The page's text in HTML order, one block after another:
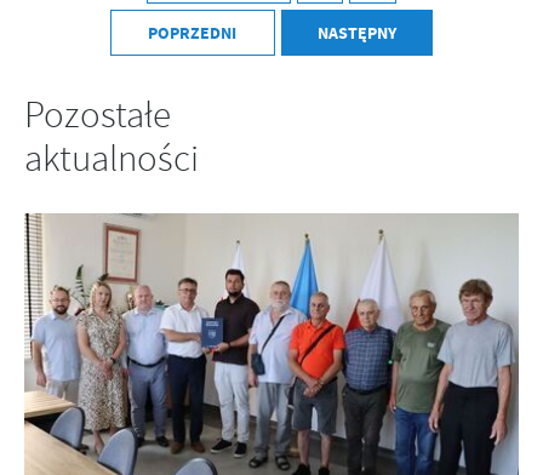
POPRZEDNI NASTĘPNY
Pozostałe
aktualności